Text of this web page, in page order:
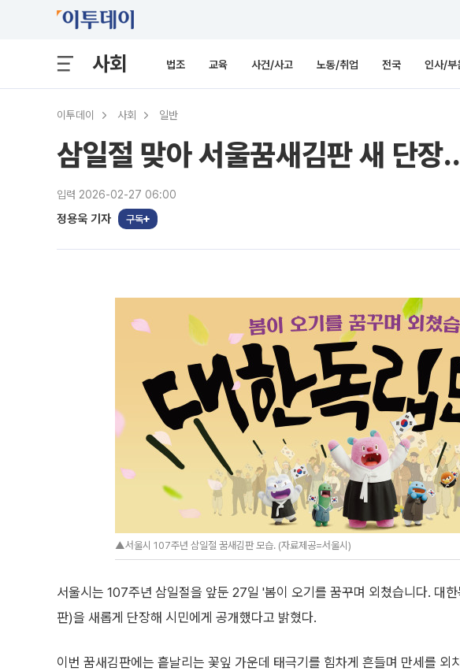
사회 법조 교육 사건/사고 노동/취업 전국 인사/부
이투데이 사회 일반
삼일절 맞아 서울꿈새김판 새 단
입력 2026-02-27 06:00
정용욱 기자 구독
▲서울시 107주년 삼일절 꿈새김판 모습. (자료제공=서울시)
서울시는 107주년 삼일절을 앞둔 27일 '봄이 오기를 꿈꾸며 외쳤습니다. 대
판)을 새롭게 단장해 시민에게 공개했다고 밝혔다.
이번 꿈새김판에는 흩날리는 꽃잎 가운데 태극기를 힘차게 흔들며 만세를 외